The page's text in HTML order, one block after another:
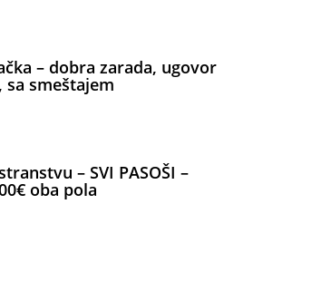
– dobra zarada, ugovor
sa smeštajem
– SVI PASOŠI –
oba pola